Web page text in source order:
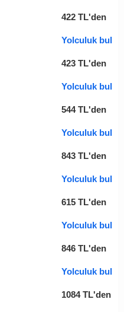
422 TL'den
Yolculuk bul
423 TL'den
Yolculuk bul
544 TL'den
Yolculuk bul
843 TL'den
Yolculuk bul
615 TL'den
Yolculuk bul
846 TL'den
Yolculuk bul
1084 TL'den